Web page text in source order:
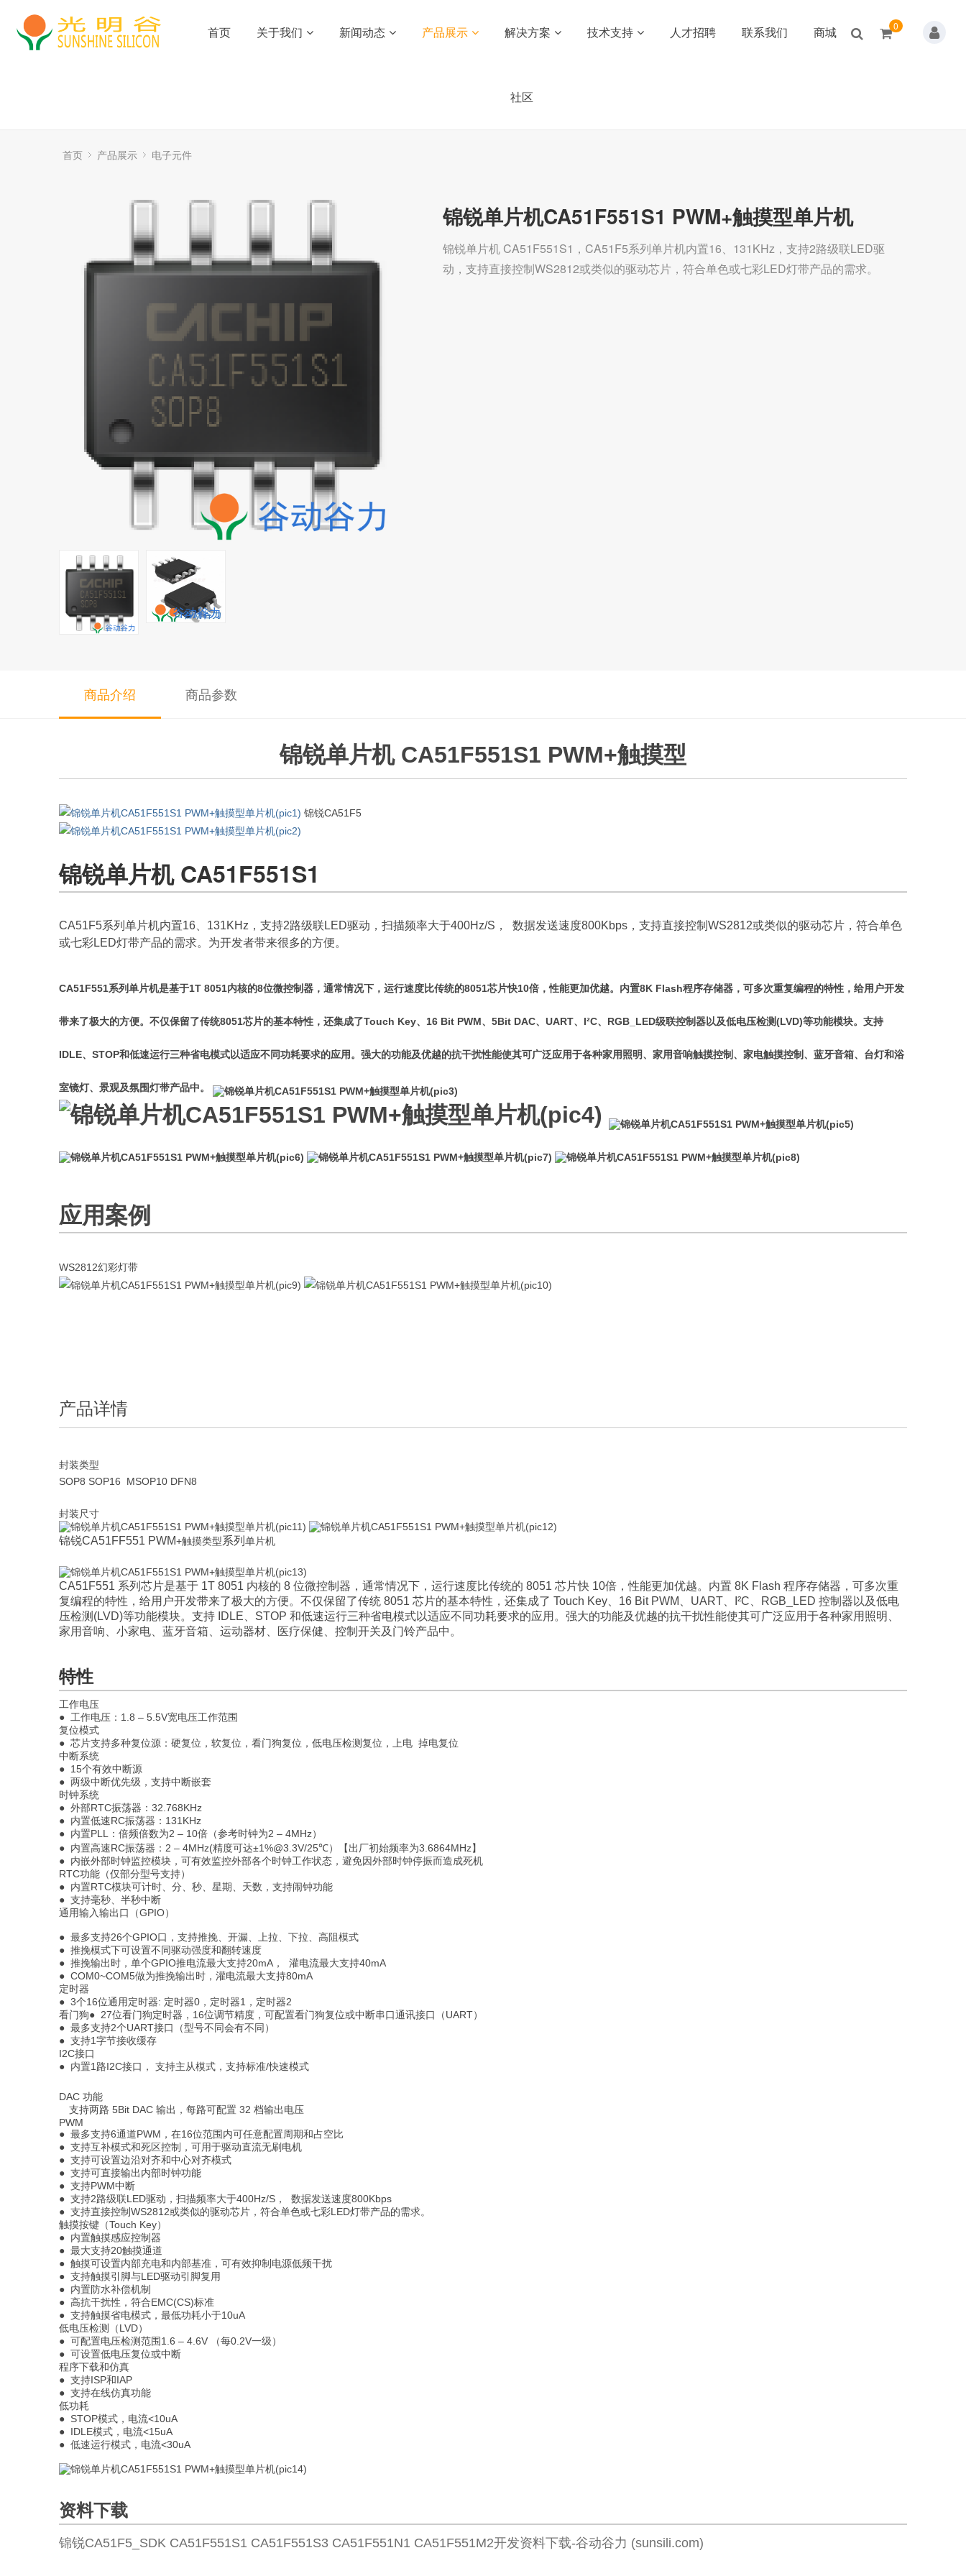
首页 关于我们 新闻动态 产品展示 解决方案 技术支持 人才招聘 联系我们 商城
社区
0
首页 产品展示 电子元件
锦锐单片机CA51F551S1 PWM+触摸型单片机
锦锐单片机 CA51F551S1，CA51F5系列单片机内置16、131KHz，支持2路级联LED驱
动，支持直接控制WS2812或类似的驱动芯片，符合单色或七彩LED灯带产品的需求。
商品介绍 商品参数
锦锐单片机 CA51F551S1 PWM+触摸型
锦锐CA51F5
锦锐单片机 CA51F551S1
CA51F5系列单片机内置16、131KHz，支持2路级联LED驱动，扫描频率大于400Hz/S， 数据发送速度800Kbps，支持直接控制WS2812或类似的驱动芯片，符合单色
或七彩LED灯带产品的需求。为开发者带来很多的方便。
CA51F551系列单片机是基于1T 8051内核的8位微控制器，通常情况下，运行速度比传统的8051芯片快10倍，性能更加优越。内置8K Flash程序存储器，可多次重复编程的特性，给用户开发
带来了极大的方便。不仅保留了传统8051芯片的基本特性，还集成了Touch Key、16 Bit PWM、5Bit DAC、UART、I²C、RGB_LED级联控制器以及低电压检测(LVD)等功能模块。支持
IDLE、STOP和低速运行三种省电模式以适应不同功耗要求的应用。强大的功能及优越的抗干扰性能使其可广泛应用于各种家用照明、家用音响触摸控制、家电触摸控制、蓝牙音箱、台灯和浴
室镜灯、景观及氛围灯带产品中。
应用案例
WS2812幻彩灯带
产品详情
封装类型
SOP8 SOP16 MSOP10 DFN8
封装尺寸
锦锐CA51FF551 PWM+触摸类型系列 单片机
CA51F551 系列芯片是基于 1T 8051 内核的 8 位微控制器，通常情况下，运行速度比传统的 8051 芯片快 10倍，性能更加优越。内置 8K Flash 程序存储器，可多次重
复编程的特性，给用户开发带来了极大的方便。不仅保留了传统 8051 芯片的基本特性，还集成了 Touch Key、16 Bit PWM、UART、I²C、RGB_LED 控制器以及低电
压检测(LVD)等功能模块。支持 IDLE、STOP 和低速运行三种省电模式以适应不同功耗要求的应用。强大的功能及优越的抗干扰性能使其可广泛应用于各种家用照明、
家用音响、小家电、蓝牙音箱、运动器材、医疗保健、控制开关及门铃产品中。
特性
工作电压
● 工作电压：1.8 – 5.5V宽电压工作范围
复位模式
● 芯片支持多种复位源：硬复位，软复位，看门狗复位，低电压检测复位，上电 掉电复位
中断系统
● 15个有效中断源
● 两级中断优先级，支持中断嵌套
时钟系统
● 外部RTC振荡器：32.768KHz
● 内置低速RC振荡器：131KHz
● 内置PLL：倍频倍数为2 – 10倍（参考时钟为2 – 4MHz）
● 内置高速RC振荡器：2 – 4MHz(精度可达±1%@3.3V/25℃）【出厂初始频率为3.6864MHz】
● 内嵌外部时钟监控模块，可有效监控外部各个时钟工作状态，避免因外部时钟停振而造成死机
RTC功能（仅部分型号支持）
● 内置RTC模块可计时、分、秒、星期、天数，支持闹钟功能
● 支持毫秒、半秒中断
通用输入输出口（GPIO）
● 最多支持26个GPIO口，支持推挽、开漏、上拉、下拉、高阻模式
● 推挽模式下可设置不同驱动强度和翻转速度
● 推挽输出时，单个GPIO推电流最大支持20mA， 灌电流最大支持40mA
● COM0~COM5做为推挽输出时，灌电流最大支持80mA
定时器
● 3个16位通用定时器: 定时器0，定时器1，定时器2
看门狗● 27位看门狗定时器，16位调节精度，可配置看门狗复位或中断串口通讯接口（UART）
● 最多支持2个UART接口（型号不同会有不同）
● 支持1字节接收缓存
I2C接口
● 内置1路I2C接口， 支持主从模式，支持标准/快速模式
DAC 功能
支持两路 5Bit DAC 输出，每路可配置 32 档输出电压
PWM
● 最多支持6通道PWM，在16位范围内可任意配置周期和占空比
● 支持互补模式和死区控制，可用于驱动直流无刷电机
● 支持可设置边沿对齐和中心对齐模式
● 支持可直接输出内部时钟功能
● 支持PWM中断
● 支持2路级联LED驱动，扫描频率大于400Hz/S， 数据发送速度800Kbps
● 支持直接控制WS2812或类似的驱动芯片，符合单色或七彩LED灯带产品的需求。
触摸按键（Touch Key）
● 内置触摸感应控制器
● 最大支持20触摸通道
● 触摸可设置内部充电和内部基准，可有效抑制电源低频干扰
● 支持触摸引脚与LED驱动引脚复用
● 内置防水补偿机制
● 高抗干扰性，符合EMC(CS)标准
● 支持触摸省电模式，最低功耗小于10uA
低电压检测（LVD）
● 可配置电压检测范围1.6 – 4.6V （每0.2V一级）
● 可设置低电压复位或中断
程序下载和仿真
● 支持ISP和IAP
● 支持在线仿真功能
低功耗
● STOP模式，电流<10uA
● IDLE模式，电流<15uA
● 低速运行模式，电流<30uA
资料下载
锦锐CA51F5_SDK CA51F551S1 CA51F551S3 CA51F551N1 CA51F551M2开发资料下载-谷动谷力 (sunsili.com)